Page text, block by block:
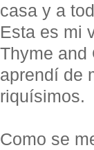
casa y a
Esta es mi
Thyme and
aprendí de
riquísimos.
Como se